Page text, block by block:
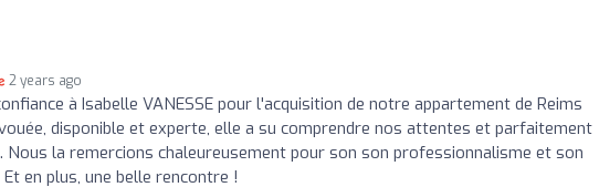
2 years ago
à Isabelle VANESSE pour l'acquisition de notre appartement de Reims
disponible et experte, elle a su comprendre nos attentes et parfaitement
Nous la remercions chaleureusement pour son son professionnalisme et son
en plus, une belle rencontre !